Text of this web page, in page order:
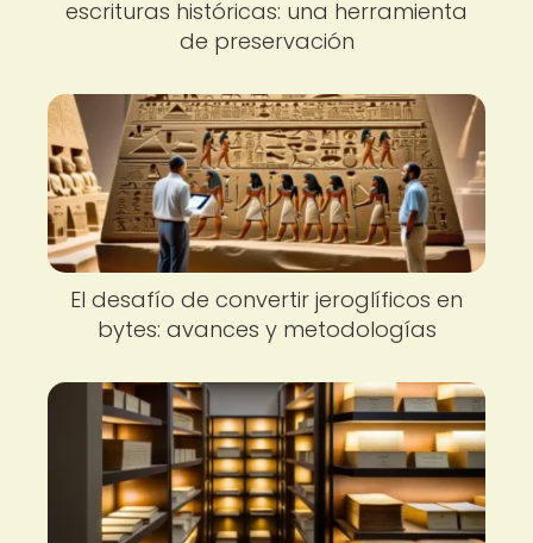
escrituras históricas: una herramienta
de preservación
El desafío de convertir jeroglíficos en
bytes: avances y metodologías